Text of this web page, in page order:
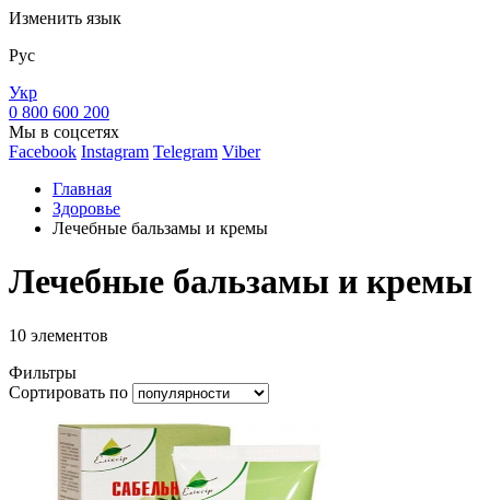
Изменить язык
Рус
Укр
0 800 600 200
Мы в соцсетях
Facebook Instagram Telegram Viber
Главная
Здоровье
Лечебные бальзамы и кремы
Лечебные бальзамы и кремы
10 элементов
Фильтры
Сортировать по